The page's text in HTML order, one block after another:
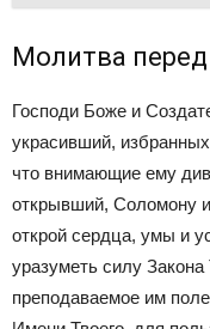
Молитва
Господи Боже и
украсивший,
что внимающие ему
открывший, Соломону
открой сердца, умы и
уразуметь силу
преподаваемое им